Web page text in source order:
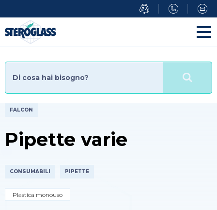
al
contenuto
principale
FALCON
Pipette varie
CONSUMABILI PIPETTE
Plastica monouso